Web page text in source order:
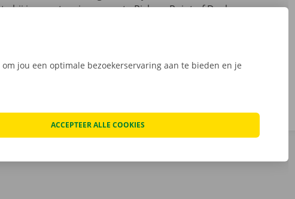
bij jou past en je gewenste Pick-up Point of Dockx
jou een optimale bezoekerservaring aan te bieden en je
ACCEPTEER ALLE COOKIES